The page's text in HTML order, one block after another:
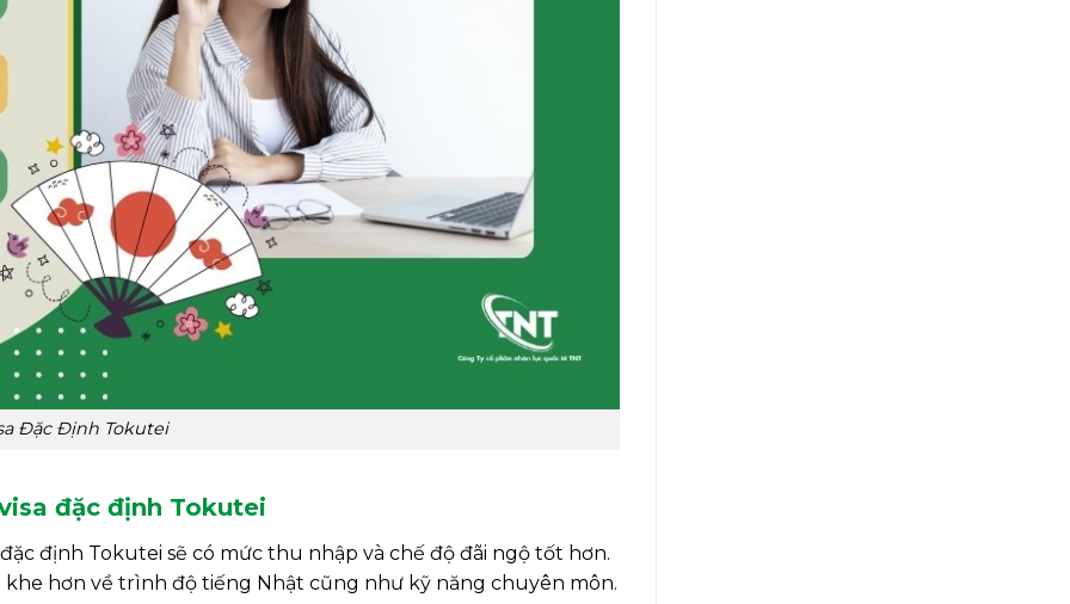
Đặc Định Tokutei
đặc định Tokutei
định Tokutei sẽ có mức thu nhập và chế độ đãi ngộ tốt hơn.
hơn về trình độ tiếng Nhật cũng như kỹ năng chuyên môn.